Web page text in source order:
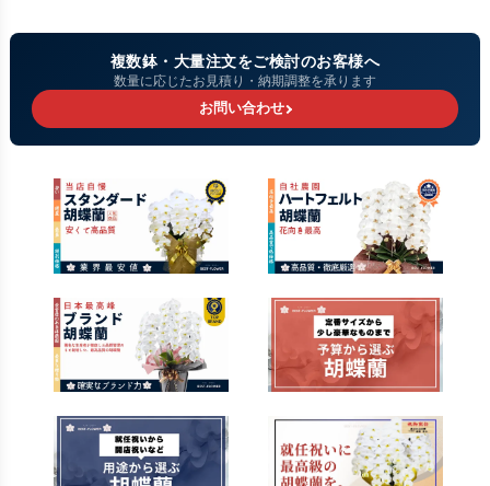
複数鉢・大量注文をご検討のお客様へ
数量に応じたお見積り・納期調整を承ります
お問い合わせ